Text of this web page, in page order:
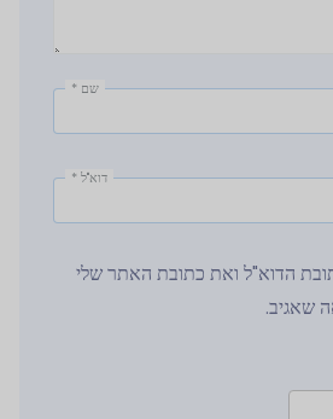
שם *
דוא"ל *
הדוא"ל ואת כתובת האתר שלי
שאגיב.